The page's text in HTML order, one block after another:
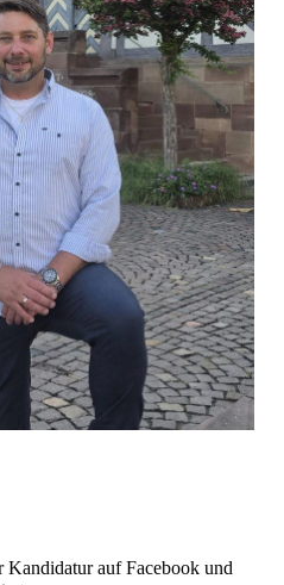
Kandidatur auf Facebook und